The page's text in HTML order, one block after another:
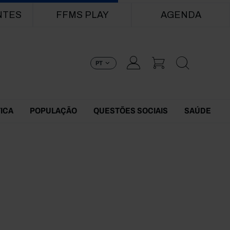
FFMS PLAY AGENDA
PT
POPULAÇÃO QUESTÕES SOCIAIS SAÚDE